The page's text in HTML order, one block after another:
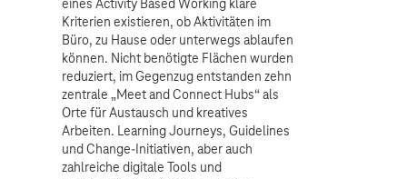
eines Activity Based Working klare
Kriterien existieren, ob Aktivitäten im
Büro, zu Hause oder unterwegs ablaufen
können. Nicht benötigte Flächen wurden
reduziert, im Gegenzug entstanden zehn
zentrale „Meet and Connect Hubs“ als
Orte für Austausch und kreatives
Arbeiten. Learning Journeys, Guidelines
und Change-Initiativen, aber auch
zahlreiche digitale Tools und